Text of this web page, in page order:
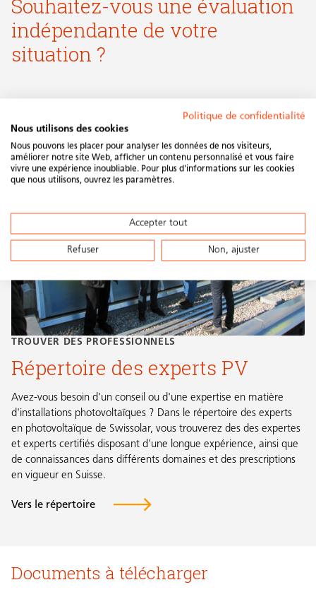
Souhaitez-vous une évaluation
indépendante de votre
situation ?
TROUVER DES PROFESSIONNELS
Répertoire des experts PV
Avez-vous besoin d'un conseil ou d'une expertise en matière
d'installations photovoltaïques ? Dans le répertoire des experts
en photovoltaïque de Swissolar, vous trouverez des des expertes
et experts certifiés disposant d'une longue expérience, ainsi que
de connaissances dans différents domaines et des prescriptions
en vigueur en Suisse.
Vers le répertoire
Documents à télécharger
Politique de confidentialité
Nous utilisons des cookies
Nous pouvons les placer pour analyser les données de nos visiteurs,
améliorer notre site Web, afficher un contenu personnalisé et vous faire
vivre une expérience inoubliable. Pour plus d'informations sur les cookies
que nous utilisons, ouvrez les paramètres.
Accepter tout
Refuser Non, ajuster